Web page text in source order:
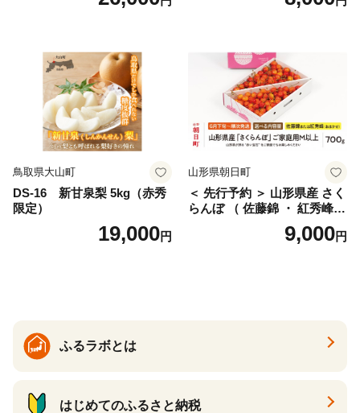
桜桃 産地直送 サクランボ チ
ス) 8000円 わけあり ぶんた
産 農家直送 期間限定 特産品
サイズミックス くらもとフ
ァーム 愛南町 愛媛県
鳥取県大山町
DS-16 新甘泉梨 5kg（赤秀
限定）
19,000円
山形県朝日町
＜ 先行予約 ＞ 山形県産 さく
らんぼ （ 佐藤錦 ・ 紅秀峰
） ご家庭用 M以上 700g 【20
26年6月下旬から7月上旬発
9,000円
ふるラボとは
はじめてのふるさと納税